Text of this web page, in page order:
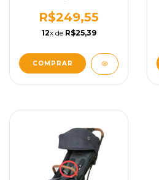
ANNA 2 SPARKLING
GREY CINZA
BRILHANTE MAXI-
REPOSIÇÃO
R$249,55
12x de R$25,39
COMPRAR